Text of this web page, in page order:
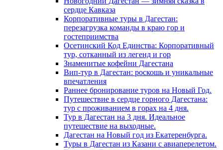
сердце Кавказа
Корпоративные туры в Дагестан:
перезагрузка команды в краю гор и
гостеприимства
Осетинский Код Единства: Корпоративный
тур, сотканный из легенд и гор
Знаменитые кофейни Дагестана
Вип-тур в Дагестан: роскошь и уникальные
впечатления
Раннее бронирование туров на Новый Год.
Путешествие в сердце горного Дагестана:
тур с проживанием в горах на 4 дня.
Тур в Дагестан на 3 дня. Идеальное
путешествие на выходные.
Дагестан на Новый год из Екатеренбурга.
Туры в Дагестан из Казани с авиаперелетом.